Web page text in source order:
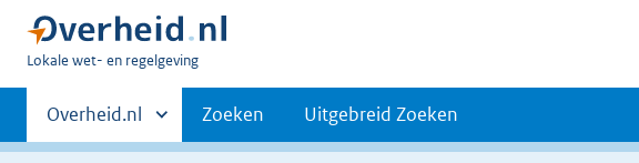
U
hier:
Lokale wet- en regelgeving
Primaire
navigatie
Andere
sites
Overheid.nl Zoeken Uitgebreid Zoeken